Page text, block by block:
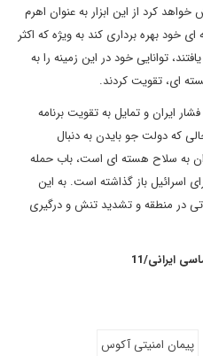
خواهد کرد از این ابزار به عنوان اهرم
خود بهره برداری کند به ویژه که اکثر
توانایی خود در این زمینه را به
ای، تقویت کردند.
ایران و تمایل به تقویت برنامه
که دولت جو بایدن به دنبال
به سلاح هسته ای است، باب حمله
اسرائیل باز گذاشته است. به این
در منطقه و تشدید تنش و درگیری
ایرانی/11
پیمان امنیتی آکوس